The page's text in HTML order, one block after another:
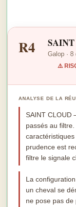
R4 Galop ·
⚠️
ANALYSE DE LA
SAINT CLOUD
passés au
prudence est
filtre le signale
La
un cheval se
ne pose pas